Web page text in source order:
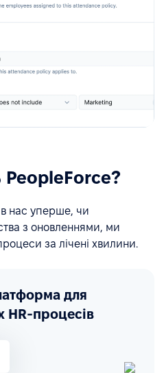
в нас уперше, чи
з оновленнями, ми
за лічені хвилини.
для
HR-процесів